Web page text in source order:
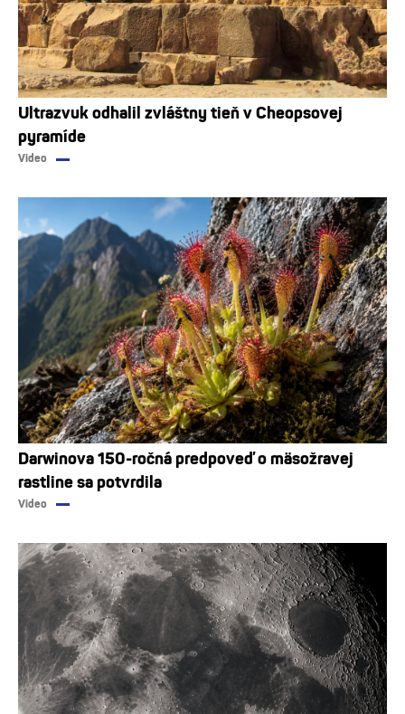
Ultrazvuk odhalil zvláštny tieň v Cheopsovej
pyramíde
Video
Darwinova 150-ročná predpoveď o mäsožravej
rastline sa potvrdila
Video